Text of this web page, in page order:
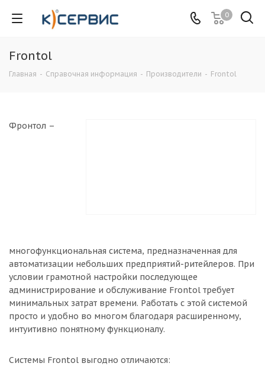
0
Frontol
Главная - Справочная информация - Производители - Frontol
Фронтол –
многофункциональная система, предназначенная для
автоматизации небольших предприятий-ритейлеров. При
условии грамотной настройки последующее
администрирование и обслуживание Frontol требует
минимальных затрат времени. Работать с этой системой
просто и удобно во многом благодаря расширенному,
интуитивно понятному функционалу.
Системы Frontol выгодно отличаются: